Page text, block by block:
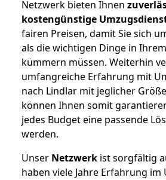
Netzwerk bieten Ihnen
kostengünstige
fairen Preisen, damit Sie sich
als die wichtigen Dinge in
kümmern müssen. Weiterhin
umfangreiche Erfahrung mit
nach Lindlar mit jeglicher
können Ihnen somit
jedes Budget eine passende
werden.
Unser Netzwerk ist sorgfältig
haben viele Jahre Erfahrung im